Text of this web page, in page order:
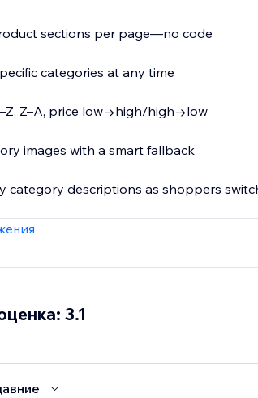
sections per page—no code
categories at any time
Z–A, price low→high/high→low
images with a smart fallback
category descriptions as shoppers
layout that inherits your site’s fonts,
pages, collections, and campaigns
customer data captured, stored, or
smoother path to the products they
trial today.
3.1